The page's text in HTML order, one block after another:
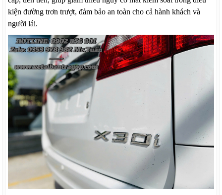
kiện đường trơn trượt, đảm bảo an toàn cho cả hành khách và
người lái.